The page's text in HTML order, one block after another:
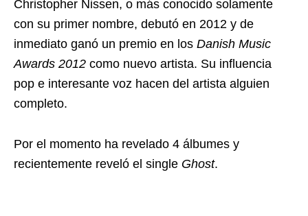
Christopher Nissen, o más conocido solamente
con su primer nombre, debutó en 2012 y de
inmediato ganó un premio en los Danish Music
Awards 2012 como nuevo artista. Su influencia
pop e interesante voz hacen del artista alguien
completo.
Por el momento ha revelado 4 álbumes y
recientemente reveló el single Ghost.